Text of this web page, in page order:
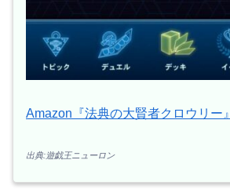
Amazon『法典の大賢者クロウリー』
出典:遊戯王ニューロン